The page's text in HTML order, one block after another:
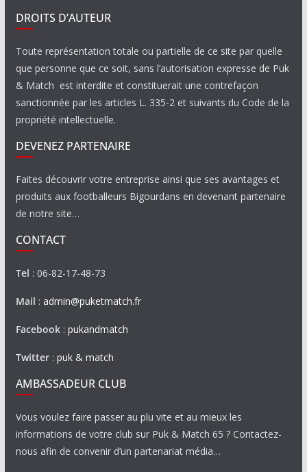
DROITS D’AUTEUR
Toute représentation totale ou partielle de ce site par quelle
que personne que ce soit, sans l’autorisation expresse de Puk
& Match est interdite et constituerait une contrefaçon
sanctionnée par les articles L. 335-2 et suivants du Code de la
propriété intellectuelle.
DEVENEZ PARTENAIRE
Faites découvrir votre entreprise ainsi que ses avantages et
produits aux footballeurs Bigourdans en devenant partenaire
de notre site…
CONTACT
Tel : 06-82-17-48-73
Mail : admin@puketmatch.fr
Facebook: pukandmatch
Twitter: puk & match
AMBASSADEUR CLUB
Vous voulez faire passer au plu vite et au mieux les
informations de votre club sur Puk & Match 65 ? Contactez-
nous afin de convenir d’un partenariat média…